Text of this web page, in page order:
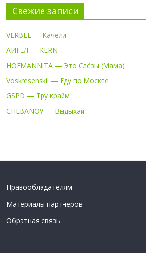
Свежие записи
VERBEE — Качели
АИГЕЛ — KERN
HOFMANNITA — Это Слёзы (Мама)
Voskresenskii — Еду по Москве
GSPD — Тру крайм
CHEBANOV — Выдыхай
Правообладателям
Материалы партнеров
Обратная связь